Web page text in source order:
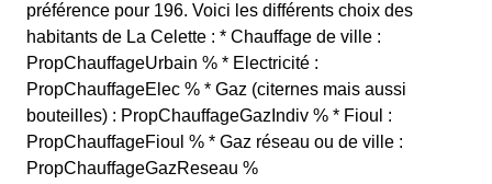
préférence pour 196. Voici les différents choix des
habitants de La Celette : * Chauffage de ville :
PropChauffageUrbain % * Electricité :
PropChauffageElec % * Gaz (citernes mais aussi
bouteilles) : PropChauffageGazIndiv % * Fioul :
PropChauffageFioul % * Gaz réseau ou de ville :
PropChauffageGazReseau %